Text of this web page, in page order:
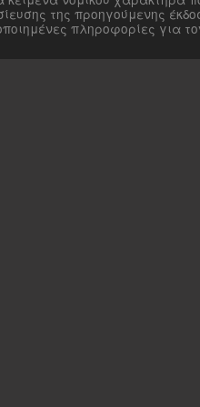
της προηγούμενης
πληροφορίες για